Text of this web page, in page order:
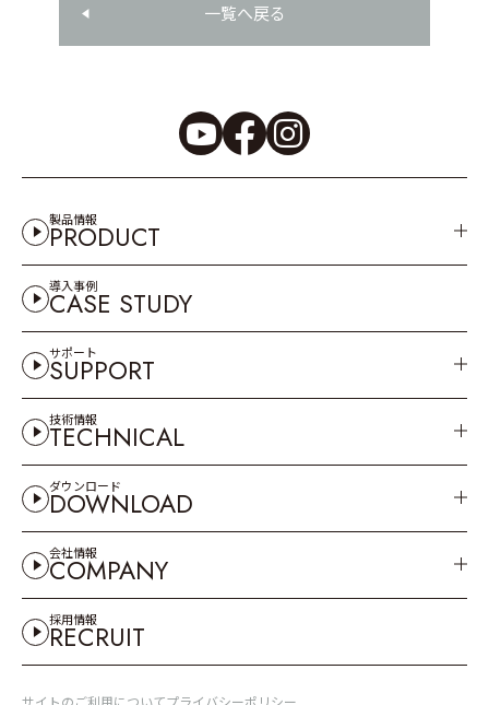
一覧へ戻る
製品情報
PRODUCT
導入事例
CASE STUDY
サポート
SUPPORT
技術情報
TECHNICAL
ダウンロード
DOWNLOAD
会社情報
COMPANY
採用情報
RECRUIT
サイトのご利用についてプライバシーポリシー